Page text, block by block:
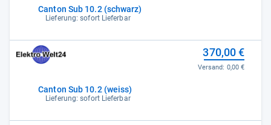
Canton Sub 10.2 (schwarz)
Lieferung: sofort Lieferbar
Canton Sub 10.2 (weiss)
Lieferung: sofort Lieferbar
370,00 €
Versand: 0,00 €